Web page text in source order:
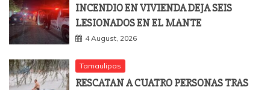
INCENDIO EN VIVIENDA DEJA SEIS
LESIONADOS EN EL MANTE
4 August, 2026
Tamaulipas
RESCATAN A CUATRO PERSONAS TRAS